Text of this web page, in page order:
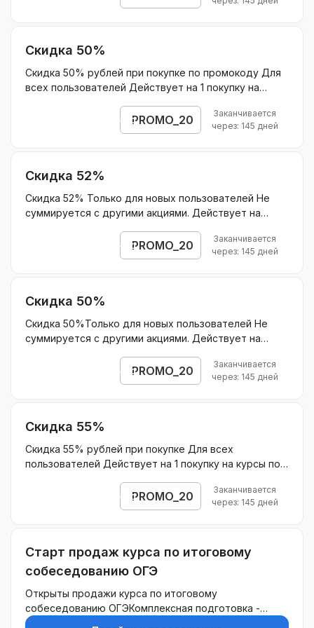
Скидка 50%
Скидка 50% рублей при покупке по промокоду Для
всех пользователей Действует на 1 покупку на
на продление подписки в последующие месяцы
Действует на курсы по подписке для подготовки к
PROMO_20
Открыть промокод
Заканчивается
через: 145 дней
Скидка 52%
Скидка 52% Только для новых пользователей Не
суммируется с другими акциями. Действует на
Без ограничения скидки.PROMO_20
Открыть промокод
Заканчивается
через: 145 дней
Скидка 50%
Скидка 50%Только для новых пользователей Не
суммируется с другими акциями. Действует на
Не действует на ОГЭ и ЕГЭБез ограничения скидки.
PROMO_20
Открыть промокод
Заканчивается
через: 145 дней
Скидка 55%
Скидка 55% рублей при покупке Для всех
пользователей Действует на 1 покупку на курсы по
продление подписки в последующие месяцы
Действует на курсы по подписке для подготовки к
PROMO_20
Открыть промокод
Заканчивается
через: 145 дней
Старт продаж курса по итоговому
собеседованию ОГЭ
Открыты продажи курса по итоговому
собеседованию ОГЭКомплексная подготовка -
структурированная, полноценная эффективная